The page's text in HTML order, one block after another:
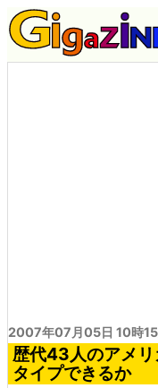
2007年07月05日 10時
歴代43人のアメ
タイプできるか